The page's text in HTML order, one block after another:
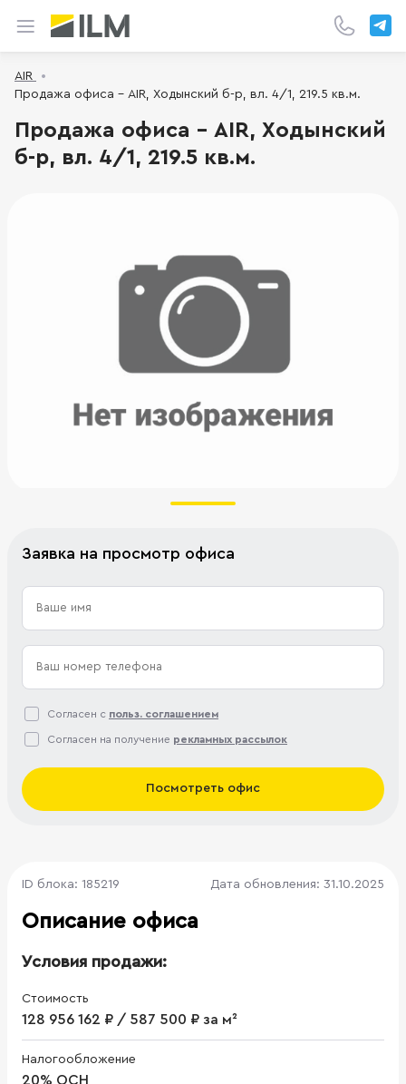
AIR
Продажа офиса - AIR, Ходынский б-р, вл. 4/1, 219.5 кв.м.
Продажа офиса - AIR, Ходынский
б-р, вл. 4/1, 219.5 кв.м.
Заявка на просмотр офиса
Согласен с польз. соглашением
Согласен на получение рекламных рассылок
Посмотреть офис
ID блока: 185219 Дата обновления: 31.10.2025
Описание офиса
Условия продажи:
Стоимость
128 956 162 ₽ / 587 500 ₽ за м²
Налогообложение
20% ОСН